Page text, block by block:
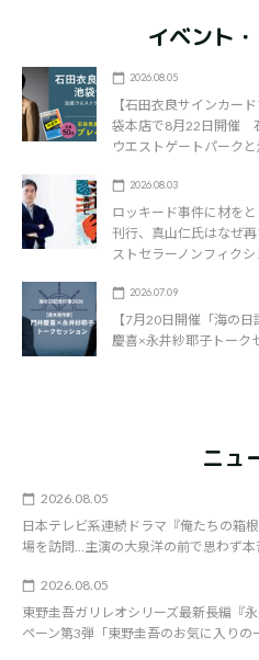
イベント
2026.08.05
【石田衣良サインカー
袋本店で8月22日開催
ウエストゲートパークと
2026.08.03
ロッキード事件に材を
刊行、真山仁氏はなぜ
ストセラーノンフィク
2026.07.09
【7月20日開催「海の
慶喜×永井紗耶子トーク
ニュ
2026.08.05
日本テレビ系連続ドラマ『俺たちの箱
場を訪問…主演の大泉洋の前で思わず本
2026.08.05
東野圭吾ガリレオシリーズ最新長編『
ペーン第3弾「東野圭吾のお気に入りの